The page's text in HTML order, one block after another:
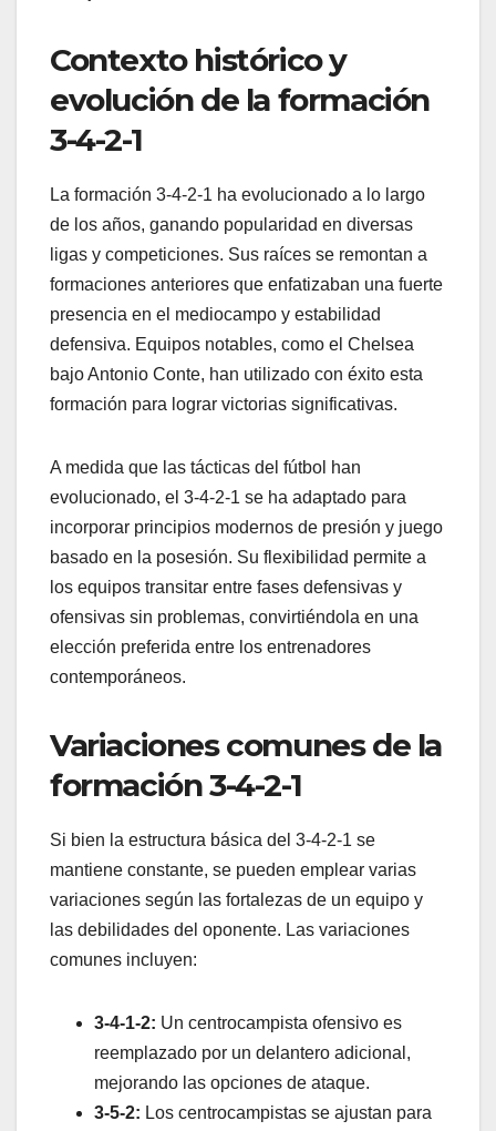
Contexto histórico y
evolución de la formación
3-4-2-1
La formación 3-4-2-1 ha evolucionado a lo largo
de los años, ganando popularidad en diversas
ligas y competiciones. Sus raíces se remontan a
formaciones anteriores que enfatizaban una fuerte
presencia en el mediocampo y estabilidad
defensiva. Equipos notables, como el Chelsea
bajo Antonio Conte, han utilizado con éxito esta
formación para lograr victorias significativas.
A medida que las tácticas del fútbol han
evolucionado, el 3-4-2-1 se ha adaptado para
incorporar principios modernos de presión y juego
basado en la posesión. Su flexibilidad permite a
los equipos transitar entre fases defensivas y
ofensivas sin problemas, convirtiéndola en una
elección preferida entre los entrenadores
contemporáneos.
Variaciones comunes de la
formación 3-4-2-1
Si bien la estructura básica del 3-4-2-1 se
mantiene constante, se pueden emplear varias
variaciones según las fortalezas de un equipo y
las debilidades del oponente. Las variaciones
comunes incluyen:
3-4-1-2: Un centrocampista ofensivo es
reemplazado por un delantero adicional,
mejorando las opciones de ataque.
3-5-2: Los centrocampistas se ajustan para